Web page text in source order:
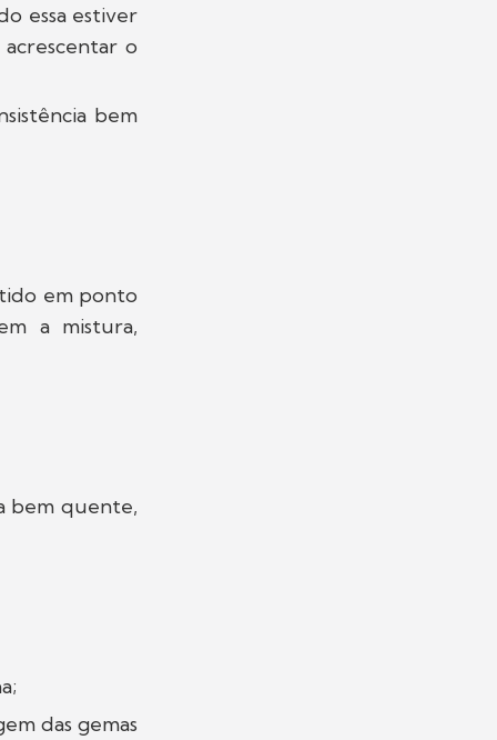
essa estiver
o
bem
em ponto
a mistura,
bem quente,
das gemas